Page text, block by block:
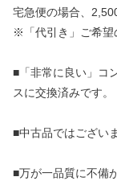
宅急便の場合、
※「代引き」ご希望
■「非常に良い」コ
スに交換済みです。
■中古品ではござい
■万が一品質に不備